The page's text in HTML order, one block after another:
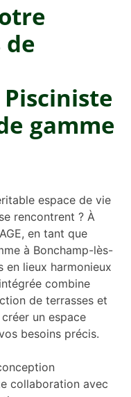
Pisciniste
gamme
espace de vie
rencontrent ? À
en tant que
à Bonchamp-lès-
en lieux harmonieux
combine
de terrasses et
un espace
besoins précis.
collaboration avec